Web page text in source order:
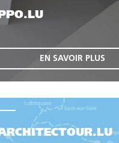
EN SAVOIR PLUS